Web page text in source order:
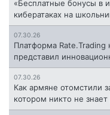
«Бесплатные бонусы в
кибератаках на
07.30.26
Платформа Rate.Trading
представил
07.30.26
Как армяне отомстили
котором никто не